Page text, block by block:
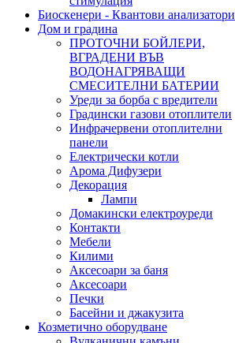
Биоскенери - Квантови анализатори
Дом и градина
ПРОТОЧНИ БОЙЛЕРИ,
ВГРАДЕНИ ВЪВ
ВОДОНАГРЯВАЩИ
СМЕСИТЕЛНИ БАТЕРИИ
Уреди за борба с вредители
Градински газови отоплители
Инфрачервени отоплителни
панели
Електрически котли
Арома Дифузери
Декорация
Лампи
Домакински електроуреди
Контакти
Мебели
Килими
Аксесоари за баня
Аксесоари
Печки
Басейни и джакузита
Козметично оборудване